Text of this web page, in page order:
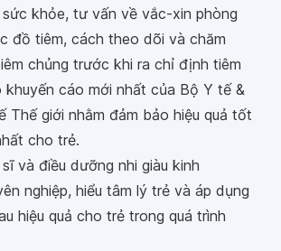
khỏe, tư vấn về vắc-xin phòng
đồ tiêm, cách theo dõi và chăm
chủng trước khi ra chỉ định tiêm
cáo mới nhất của Bộ Y tế &
Thế giới nhằm đảm bảo hiệu quả tốt
cho trẻ.
và điều dưỡng nhi giàu kinh
nghiệp, hiểu tâm lý trẻ và áp dụng
hiệu quả cho trẻ trong quá trình